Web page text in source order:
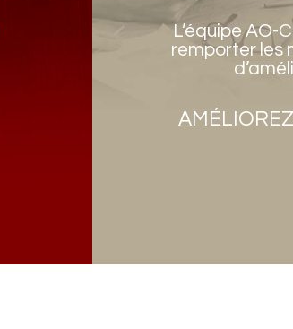
L’équipe AO-
remporter les